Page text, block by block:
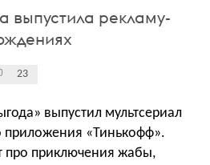
выпустила рекламу-
23
выпустил мультсериал
приложения «Тинькофф».
про приключения жабы,